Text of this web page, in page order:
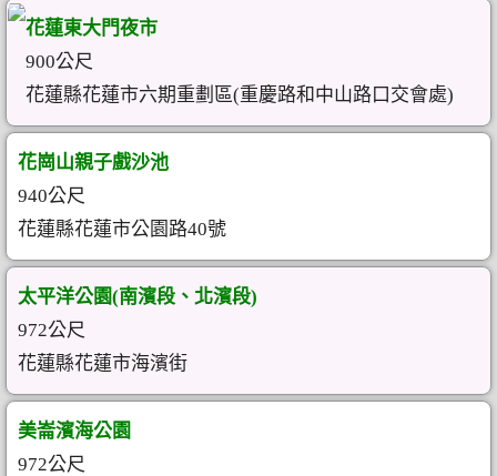
花蓮東大門夜市
900公尺
花蓮縣花蓮市六期重劃區(重慶路和中山路口交會處)
花崗山親子戲沙池
940公尺
花蓮縣花蓮市公園路40號
太平洋公園(南濱段、北濱段)
972公尺
花蓮縣花蓮市海濱街
美崙濱海公園
972公尺